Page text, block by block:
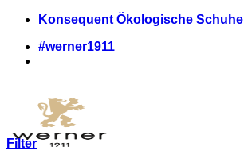
Zum
springen
Konsequent Ökologische Schuhe
#werner1911
Filter